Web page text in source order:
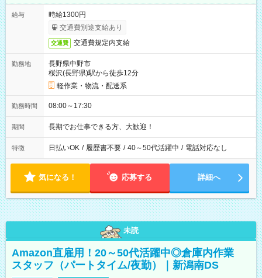
給与
時給1300円
交通費別途支給あり
交通費 交通費規定内支給
勤務地
長野県中野市
桜沢(長野県)駅から徒歩12分
軽作業・物流・配送系
勤務時間 08:00～17:30
期間 長期でお仕事できる方、大歓迎！
特徴 日払いOK / 履歴書不要 / 40～50代活躍中 / 電話対応なし
気になる！ 応募する 詳細へ
未読
Amazon直雇用！20～50代活躍中◎倉庫内作業
スタッフ（パートタイム/夜勤）｜新潟南DS